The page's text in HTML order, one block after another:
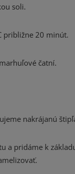
soli.
približne 20 minút.
čatní.
nakrájanú
a pridáme k